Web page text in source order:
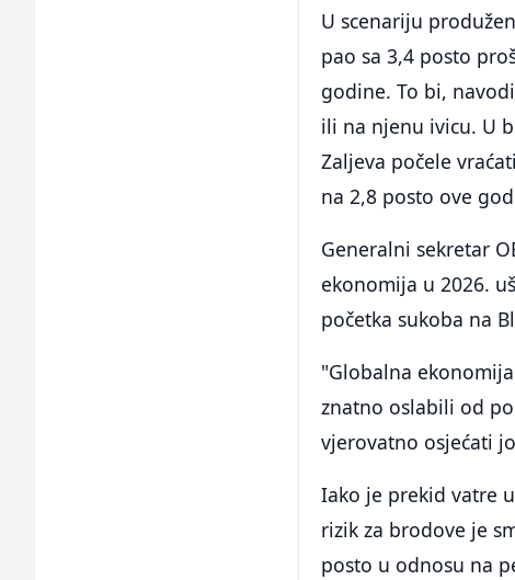
U scenariju
pao sa 3,4 posto
godine. To bi,
ili na njenu ivicu. U
Zaljeva počele
na 2,8 posto ove
Generalni sekretar
ekonomija u 2026.
početka sukoba na
"Globalna
znatno oslabili od
vjerovatno osjećati
Iako je prekid vatre
rizik za brodove je
posto u odnosu na